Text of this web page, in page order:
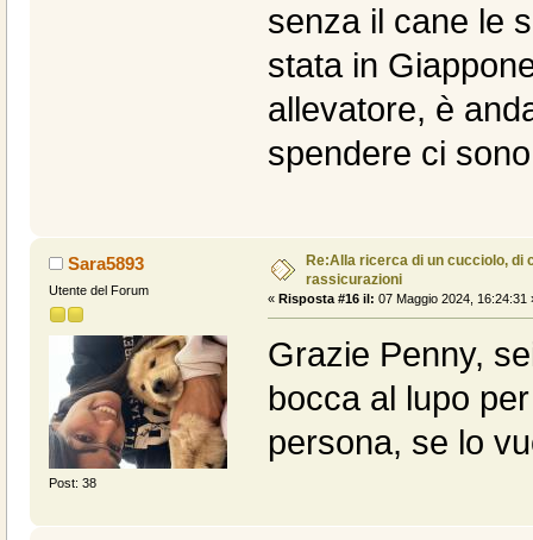
senza il cane le
stata in
allevatore, è
spendere ci
Sara5893
Utente del Forum
Post: 38
Re:Alla ricerca di un cucciolo, di
rassicurazioni
« Risposta #16 il: 07 Maggio 2024, 16:24:31
Grazie Penny,
bocca al lupo
persona, se lo